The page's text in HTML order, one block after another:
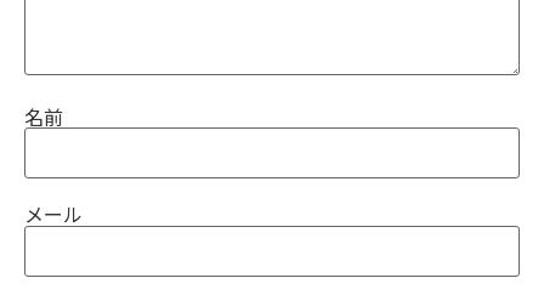
名前
メール